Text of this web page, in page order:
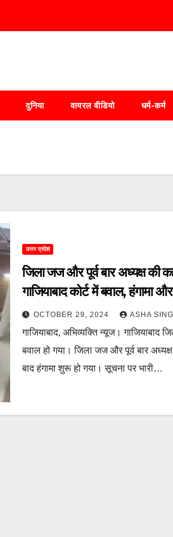
दुनिया वायरल वीडियो धर्म-कर्म
उत्तर प्रदेश
जिला जज और पूर्व बार अध्यक्ष की
गाजियाबाद कोर्ट में बवाल, हंगामा
OCTOBER 29, 2024 ASHA
गाजियाबाद, अभिव्यक्ति न्यूज। गाजियाबाद
बवाल हो गया। जिला जज और पूर्व बार
बाद हंगामा शुरू हो गया। सूचना पर भारी…